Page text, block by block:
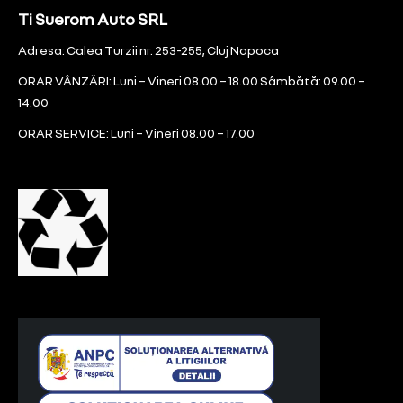
Ti Suerom Auto SRL
Adresa: Calea Turzii nr. 253-255, Cluj Napoca
ORAR VÂNZĂRI: Luni – Vineri 08.00 – 18.00 Sâmbătă: 09.00 –
14.00
ORAR SERVICE: Luni – Vineri 08.00 – 17.00